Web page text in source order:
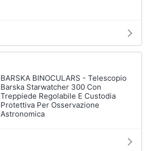
BARSKA BINOCULARS - Telescopio
Barska Starwatcher 300 Con
Treppiede Regolabile E Custodia
Protettiva Per Osservazione
Astronomica